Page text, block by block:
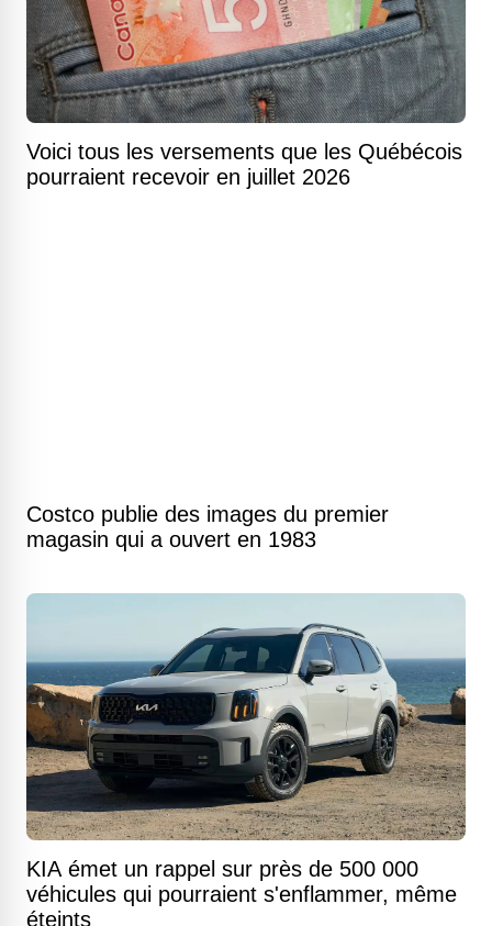
Voici tous les versements que les Québécois
pourraient recevoir en juillet 2026
Costco publie des images du premier
magasin qui a ouvert en 1983
KIA émet un rappel sur près de 500 000
véhicules qui pourraient s'enflammer, même
éteints